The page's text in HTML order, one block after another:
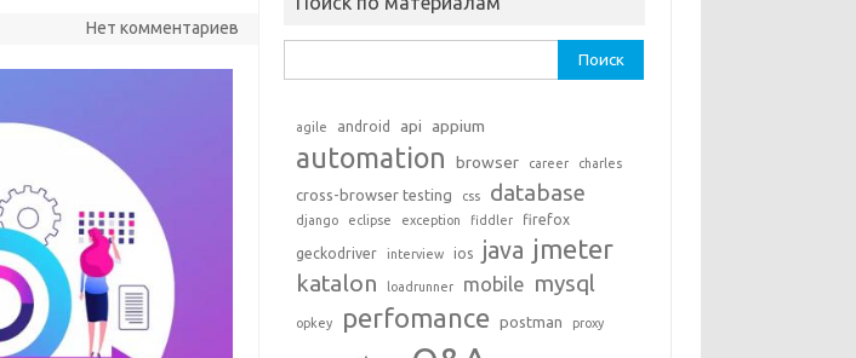
Нет комментариев
agile android api appium
automation browser career charles
cross-browser testing css database
django eclipse exception fiddler firefox
geckodriver interview ios java jmeter
katalon loadrunner mobile mysql
opkey perfomance postman proxy